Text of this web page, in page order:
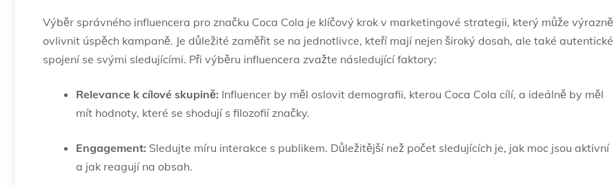
Výběr správného influencera pro značku Coca Cola je klíčový krok v marketingové strategii, který může výrazně
ovlivnit úspěch kampaně. Je důležité zaměřit se na jednotlivce, kteří mají nejen široký dosah, ale také autentické
spojení se svými sledujícími. Při výběru influencera zvažte následující faktory:
Relevance k cílové skupině: Influencer by měl oslovit demografii, kterou Coca Cola cílí, a ideálně by měl
mít hodnoty, které se shodují s filozofií značky.
Engagement: Sledujte míru interakce s publikem. Důležitější než počet sledujících je, jak moc jsou aktivní
a jak reagují na obsah.